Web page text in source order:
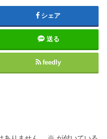
シェア
送る
feedly